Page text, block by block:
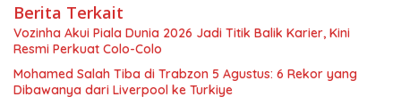
Berita Terkait
Vozinha Akui Piala Dunia 2026 Jadi Titik Balik Karier, Kini
Resmi Perkuat Colo-Colo
Mohamed Salah Tiba di Trabzon 5 Agustus: 6 Rekor yang
Dibawanya dari Liverpool ke Turkiye